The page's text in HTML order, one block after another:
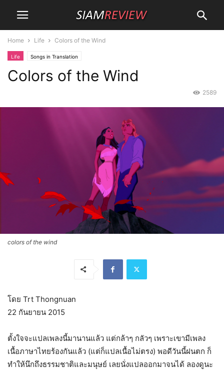
Home Life Colors of the Wind
Life Songs in Translation
Colors of the Wind
2589
colors of the wind
โดย Trt Thongnuan
22 กันยายน 2015
ตั้งใจจะแปลเพลงนี้มานานแล้ว แต่กล้าๆ กลัวๆ เพราะเขามีเพลง
เนื้อภาษาไทยร้องกันแล้ว (แต่ก็แปลเนื้อไม่ตรง) พอดีวันนี้ฝนตก ก็
ทำให้นึกถึงธรรมชาติและมนุษย์ เลยนั่งแปลออกมาจนได้ ลองดูนะ